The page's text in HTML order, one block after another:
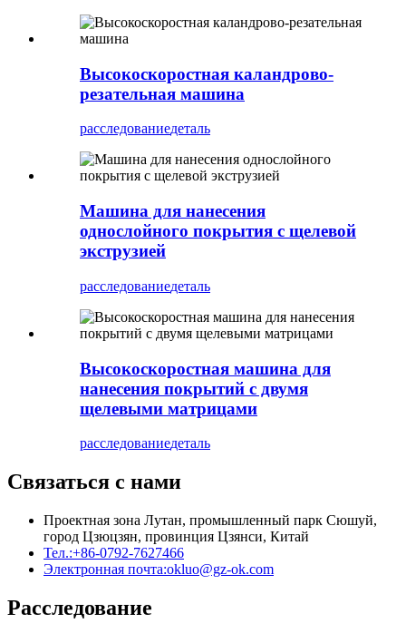
Высокоскоростная каландрово-
резательная машина
расследованиедеталь
Машина для нанесения
однослойного покрытия с щелевой
экструзией
расследованиедеталь
Высокоскоростная машина для
нанесения покрытий с двумя
щелевыми матрицами
расследованиедеталь
Связаться с нами
Проектная зона Лутан, промышленный парк Сюшуй,
город Цзюцзян, провинция Цзянси, Китай
Тел.:+86-0792-7627466
Электронная почта:okluo@gz-ok.com
Расследование